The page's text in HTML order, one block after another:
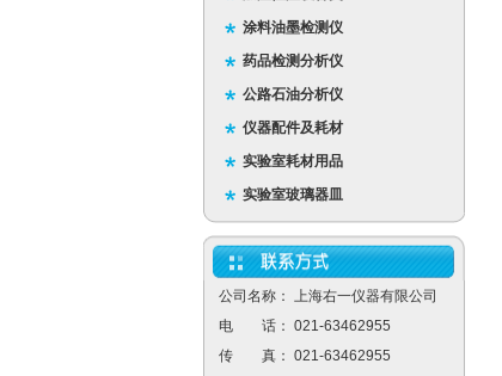
涂料油墨检测仪
药品检测分析仪
公路石油分析仪
仪器配件及耗材
实验室耗材用品
实验室玻璃器皿
公司名称： 上海右一仪器有限公司
电 话： 021-63462955
传 真： 021-63462955